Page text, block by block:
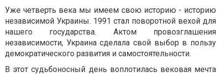
Уже четверть века мы имеем свою историю - историю
независимой Украины. 1991 стал поворотной вехой для
нашего государства. Актом провозглашения
независимости, Украина сделала свой выбор в пользу
демократического развития и самостоятельности.
В этот судьбоносный день воплотилась вековая мечта